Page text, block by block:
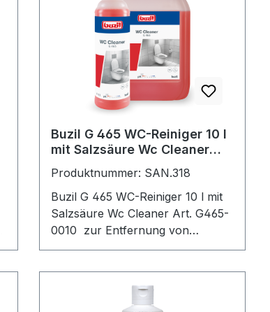
Buzil G 465 WC-Reiniger 10 l
mit Salzsäure Wc Cleaner
Produktnummer: SAN.318
Buzil G 465 WC-Reiniger 10 l mit
Salzsäure Wc Cleaner Art. G465-
0010 zur Entfernung von
mineralischen Verschmutzungen
ermöglicht gute Haftung an